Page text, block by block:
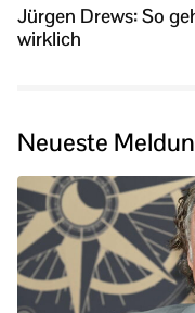
Jürgen Drews: So
wirklich
Neueste